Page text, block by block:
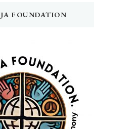
FOUNDATION